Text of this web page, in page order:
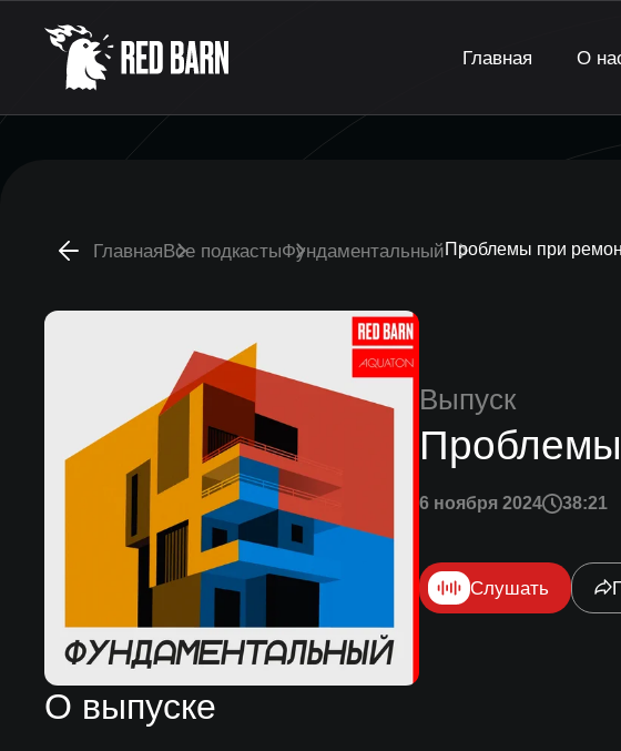
Главная О
ГлавнаяВсе подкастыФундаментальныйПроблемы при
Выпуск
Проблемы
6 ноября 2024 38:21
Слушать
О выпуске